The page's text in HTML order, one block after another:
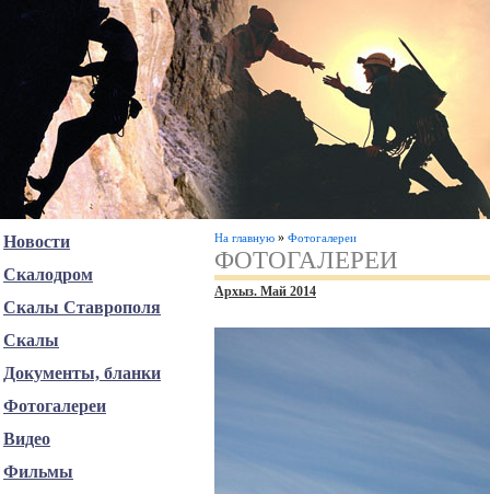
На главную » Фотогалереи
ФОТОГАЛЕРЕИ
Архыз. Май 2014
Новости
Скалодром
Скалы Ставрополя
Скалы
Документы, бланки
Фотогалереи
Видео
Фильмы